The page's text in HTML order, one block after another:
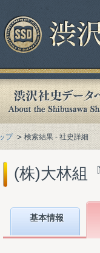
プ 検索結果 - 社史詳細
(株)大林組
基本情報